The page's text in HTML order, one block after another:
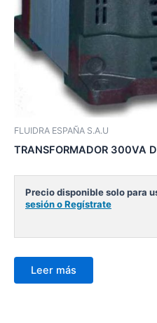
FLUIDRA ESPAÑA S.A.U
TRANSFORMADOR 300VA
Precio disponible solo para
sesión o Regístrate
Leer más